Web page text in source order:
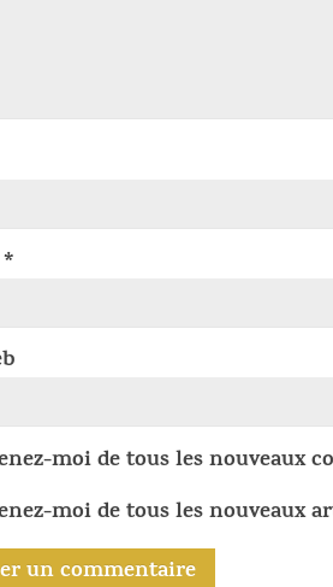
*
moi de tous les nouveaux
moi de tous les nouveaux